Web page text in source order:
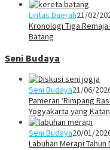
Lintas Daerah21/02/
Kronologi Tiga
Batang
Seni Budaya
Seni Budaya21/06/
Pameran ‘Rimpang
Yogyakarta yang
Seni Budaya20/01/
Labuhan Merapi